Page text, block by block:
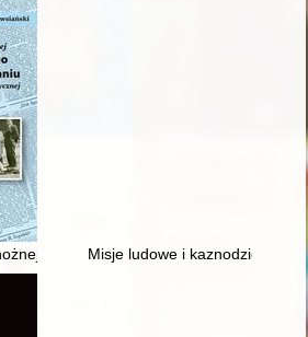
Klubu Sportowego H. Cegielski w
Misje ludowe i kaznodziejstwo